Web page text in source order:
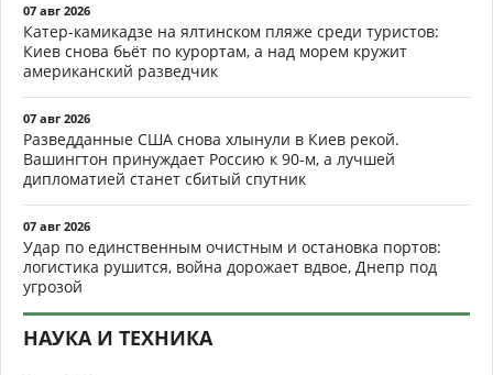
07 авг 2026
Катер-камикадзе на ялтинском пляже среди туристов:
Киев снова бьёт по курортам, а над морем кружит
американский разведчик
07 авг 2026
Разведданные США снова хлынули в Киев рекой.
Вашингтон принуждает Россию к 90-м, а лучшей
дипломатией станет сбитый спутник
07 авг 2026
Удар по единственным очистным и остановка портов:
логистика рушится, война дорожает вдвое, Днепр под
угрозой
НАУКА И ТЕХНИКА